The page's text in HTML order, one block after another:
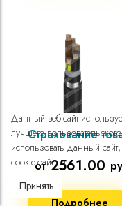
Страхование
от 2561.00
Подробнее
Данный веб-сайт
лучшего
использовать данный
cookie-файлов.
Принять